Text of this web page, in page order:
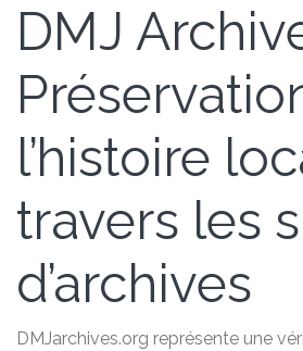
DMJ
l’histoire
travers les
d’archives
DMJarchives.org représente une